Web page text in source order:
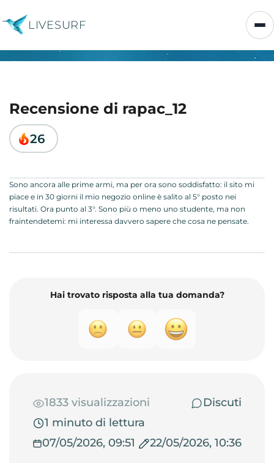
LIVESURF
Recensione di rapac_12
26
Sono ancora alle prime armi, ma per ora sono soddisfatto: il sito mi
piace e in 30 giorni il mio negozio online è salito al 5° posto nei
risultati. Ora punto al 3°. Sono più o meno uno studente, ma non
fraintendetemi: mi interessa davvero sapere che cosa ne pensate.
Hai trovato risposta alla tua domanda?
1833 visualizzazioni
Discuti
1 minuto di lettura
07/05/2026, 09:51
22/05/2026, 10:36